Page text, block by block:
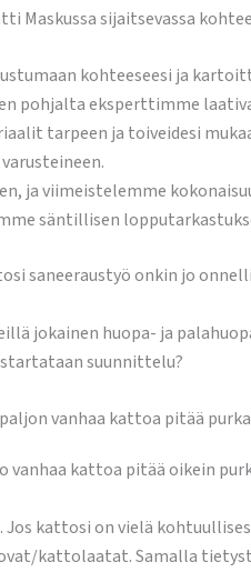
Maskussa sijaitsevassa
kohteeseesi ja
pohjalta eksperttimme
tarpeen ja toiveidesi
ja viimeistelemme
säntillisen
saneeraustyö onkin jo
jokainen huopa- ja
suunnittelu?
vanhaa kattoa pitää
vanhaa kattoa pitää oikein
kattosi on vielä
kattolaatat. Samalla